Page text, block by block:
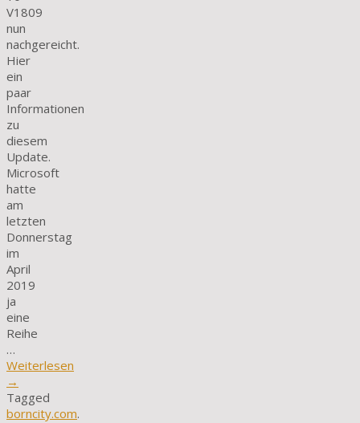
V1809
nun
nachgereicht.
Hier
ein
paar
Informationen
zu
diesem
Update.
Microsoft
hatte
am
letzten
Donnerstag
im
April
2019
ja
eine
Reihe
…
Weiterlesen
→
Tagged
borncity.com.